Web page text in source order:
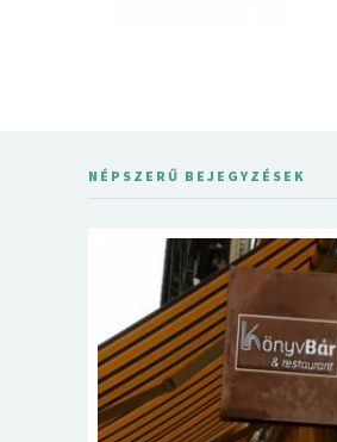
NÉPSZERŰ BEJEGYZÉSEK